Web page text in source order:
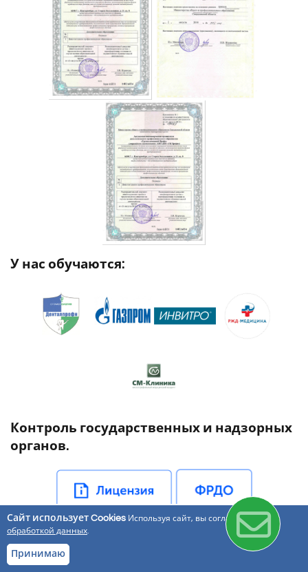
У нас обучаются:
Контроль государственных и надзорных
органов.
Сайт использует Cookies Используя сайт, вы соглашаетесь с
обработкой данных.
Принимаю